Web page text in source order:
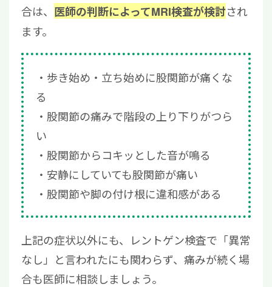
合は、 医師の判断によってMRI検査が検討され
ます。
歩き始め・立ち始めに股関節が痛くな
る
股関節の痛みで階段の上り下りがつら
い
股関節からコキッとした音が鳴る
安静にしていても股関節が痛い
股関節や脚の付け根に違和感がある
上記の症状以外にも、レントゲン検査で「異常
なし」と言われたにも関わらず、痛みが続く場
合も医師に相談しましょう。